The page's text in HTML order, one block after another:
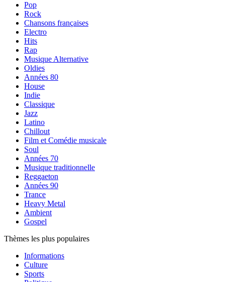
Pop
Rock
Chansons françaises
Electro
Hits
Rap
Musique Alternative
Oldies
Années 80
House
Indie
Classique
Jazz
Latino
Chillout
Film et Comédie musicale
Soul
Années 70
Musique traditionnelle
Reggaeton
Années 90
Trance
Heavy Metal
Ambient
Gospel
Thèmes les plus populaires
Informations
Culture
Sports